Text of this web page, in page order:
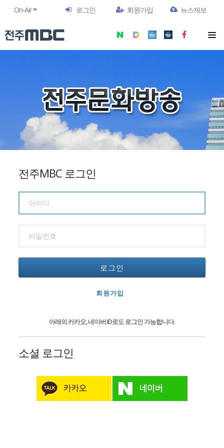
On-Air 로그인 회원가입 뉴스제보
전주MBC 로그인
로그인
회원가입
아래의 카카오, 네이버 ID로도 로그인 가능합니다.
소셜 로그인